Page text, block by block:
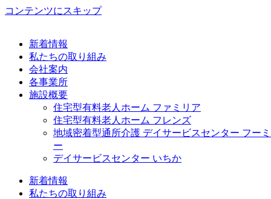
コンテンツにスキップ
新着情報
私たちの取り組み
会社案内
各事業所
施設概要
住宅型有料老人ホーム ファミリア
住宅型有料老人ホーム フレンズ
地域密着型通所介護 デイサービスセンター フーミ
ー
デイサービスセンター いちか
新着情報
私たちの取り組み